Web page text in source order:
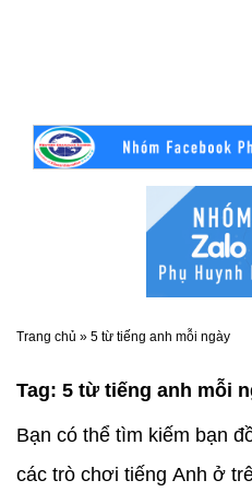
Trang chủ » 5 từ tiếng anh mỗi ngày
Tag: 5 từ tiếng anh mỗi
Bạn có thể tìm kiếm bạn
các trò chơi tiếng Anh ở